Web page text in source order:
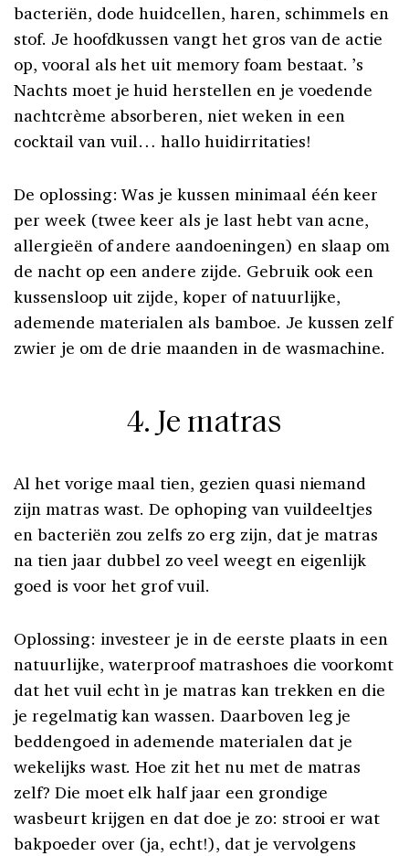
bacteriën, dode huidcellen, haren, schimmels en
stof. Je hoofdkussen vangt het gros van de actie
op, vooral als het uit memory foam bestaat. ’s
Nachts moet je huid herstellen en je voedende
nachtcrème absorberen, niet weken in een
cocktail van vuil… hallo huidirritaties!
De oplossing: Was je kussen minimaal één keer
per week (twee keer als je last hebt van acne,
allergieën of andere aandoeningen) en slaap om
de nacht op een andere zijde. Gebruik ook een
kussensloop uit zijde, koper of natuurlijke,
ademende materialen als bamboe. Je kussen zelf
zwier je om de drie maanden in de wasmachine.
4. Je matras
Al het vorige maal tien, gezien quasi niemand
zijn matras wast. De ophoping van vuildeeltjes
en bacteriën zou zelfs zo erg zijn, dat je matras
na tien jaar dubbel zo veel weegt en eigenlijk
goed is voor het grof vuil.
Oplossing: investeer je in de eerste plaats in een
natuurlijke, waterproof matrashoes die voorkomt
dat het vuil echt ìn je matras kan trekken en die
je regelmatig kan wassen. Daarboven leg je
beddengoed in ademende materialen dat je
wekelijks wast. Hoe zit het nu met de matras
zelf? Die moet elk half jaar een grondige
wasbeurt krijgen en dat doe je zo: strooi er wat
bakpoeder over (ja, echt!), dat je vervolgens